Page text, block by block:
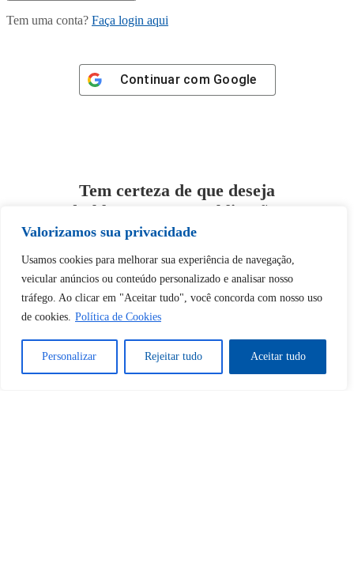
Valorizamos sua privacidade
Usamos cookies para melhorar sua experiência de navegação,
veicular anúncios ou conteúdo personalizado e analisar nosso
tráfego. Ao clicar em "Aceitar tudo", você concorda com nosso uso
de cookies. Política de Cookies
Personalizar Rejeitar tudo Aceitar tudo
Tem uma conta? Faça login aqui
Continuar com Google
Tem certeza de que deseja
desbloquear esta publicação?
Desbloquear esquerda : 0
Sim Não